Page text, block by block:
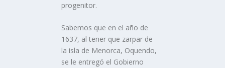
progenitor.
Sabemos que en el año de
1637, al tener que zarpar de
la isla de Menorca, Oquendo,
se le entregó el Gobierno